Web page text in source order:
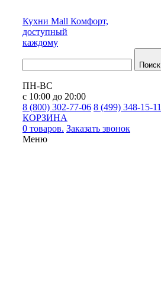
Кухни Mall Комфорт,
доступный
каждому
Поиск
ПН-ВС
с 10:00 до 20:00
8 (800) 302-77-06 8 (499) 348-15-11
КОРЗИНА
0 товаров. Заказать звонок
Меню